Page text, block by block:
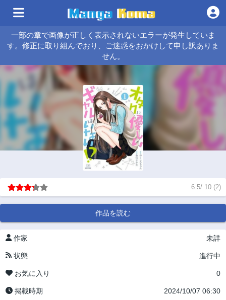
一部の章で画像が正しく表示されないエラーが発生していま
す。修正に取り組んでおり、ご迷惑をおかけして申し訳ありま
せん。
6.5/ 10 (2)
作品を読む
作家 未詳
状態 進行中
お気に入り 0
掲載時期 2024/10/07 06:30